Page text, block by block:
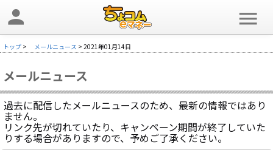
person menu
トップ > メールニュース > 2021年01月14日
メールニュース
過去に配信したメールニュースのため、最新の情報ではあり
ません。
リンク先が切れていたり、キャンペーン期間が終了していた
りする場合がありますので、予めご了承ください。